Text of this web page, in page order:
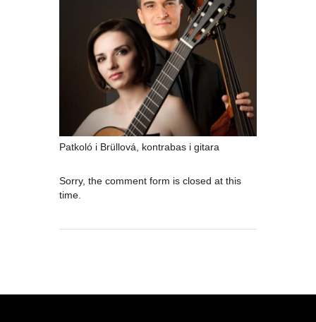
Patkoló i Brüllová, kontrabas i gitara
Sorry, the comment form is closed at this
time.